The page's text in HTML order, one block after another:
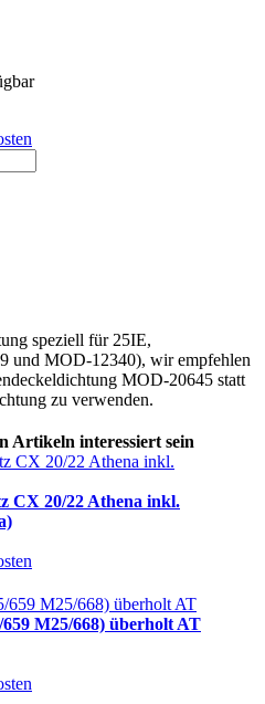
speziell für 25IE,
und MOD-12340), wir empfehlen
MOD-20645 statt
zu verwenden.
Artikeln interessiert sein
CX 20/22 Athena inkl.
M25/668) überholt AT